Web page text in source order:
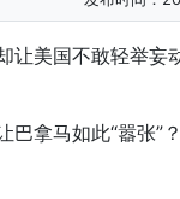
美国不敢轻举妄
拿马如此“嚣张”？